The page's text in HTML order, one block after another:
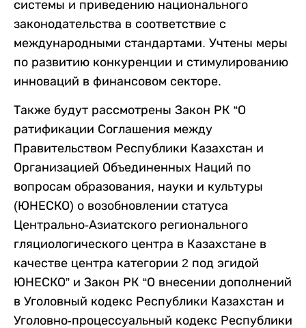
системы и приведению национального
законодательства в соответствие с
международными стандартами. Учтены меры
по развитию конкуренции и стимулированию
инноваций в финансовом секторе.
Также будут рассмотрены Закон РК “О
ратификации Соглашения между
Правительством Республики Казахстан и
Организацией Объединенных Наций по
вопросам образования, науки и культуры
(ЮНЕСКО) о возобновлении статуса
Центрально-Азиатского регионального
гляциологического центра в Казахстане в
качестве центра категории 2 под эгидой
ЮНЕСКО” и Закон РК “О внесении дополнений
в Уголовный кодекс Республики Казахстан и
Уголовно-процессуальный кодекс Республики